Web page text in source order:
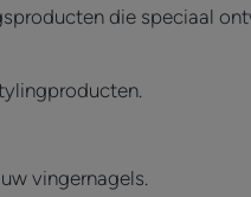
die speciaal
vingernagels.